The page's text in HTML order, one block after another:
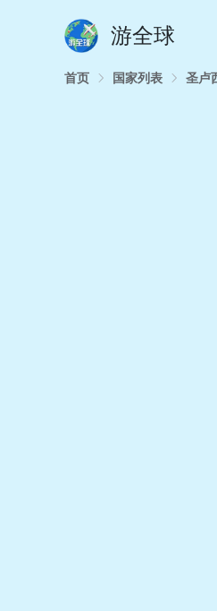
游全球
首页 国家列表 圣卢